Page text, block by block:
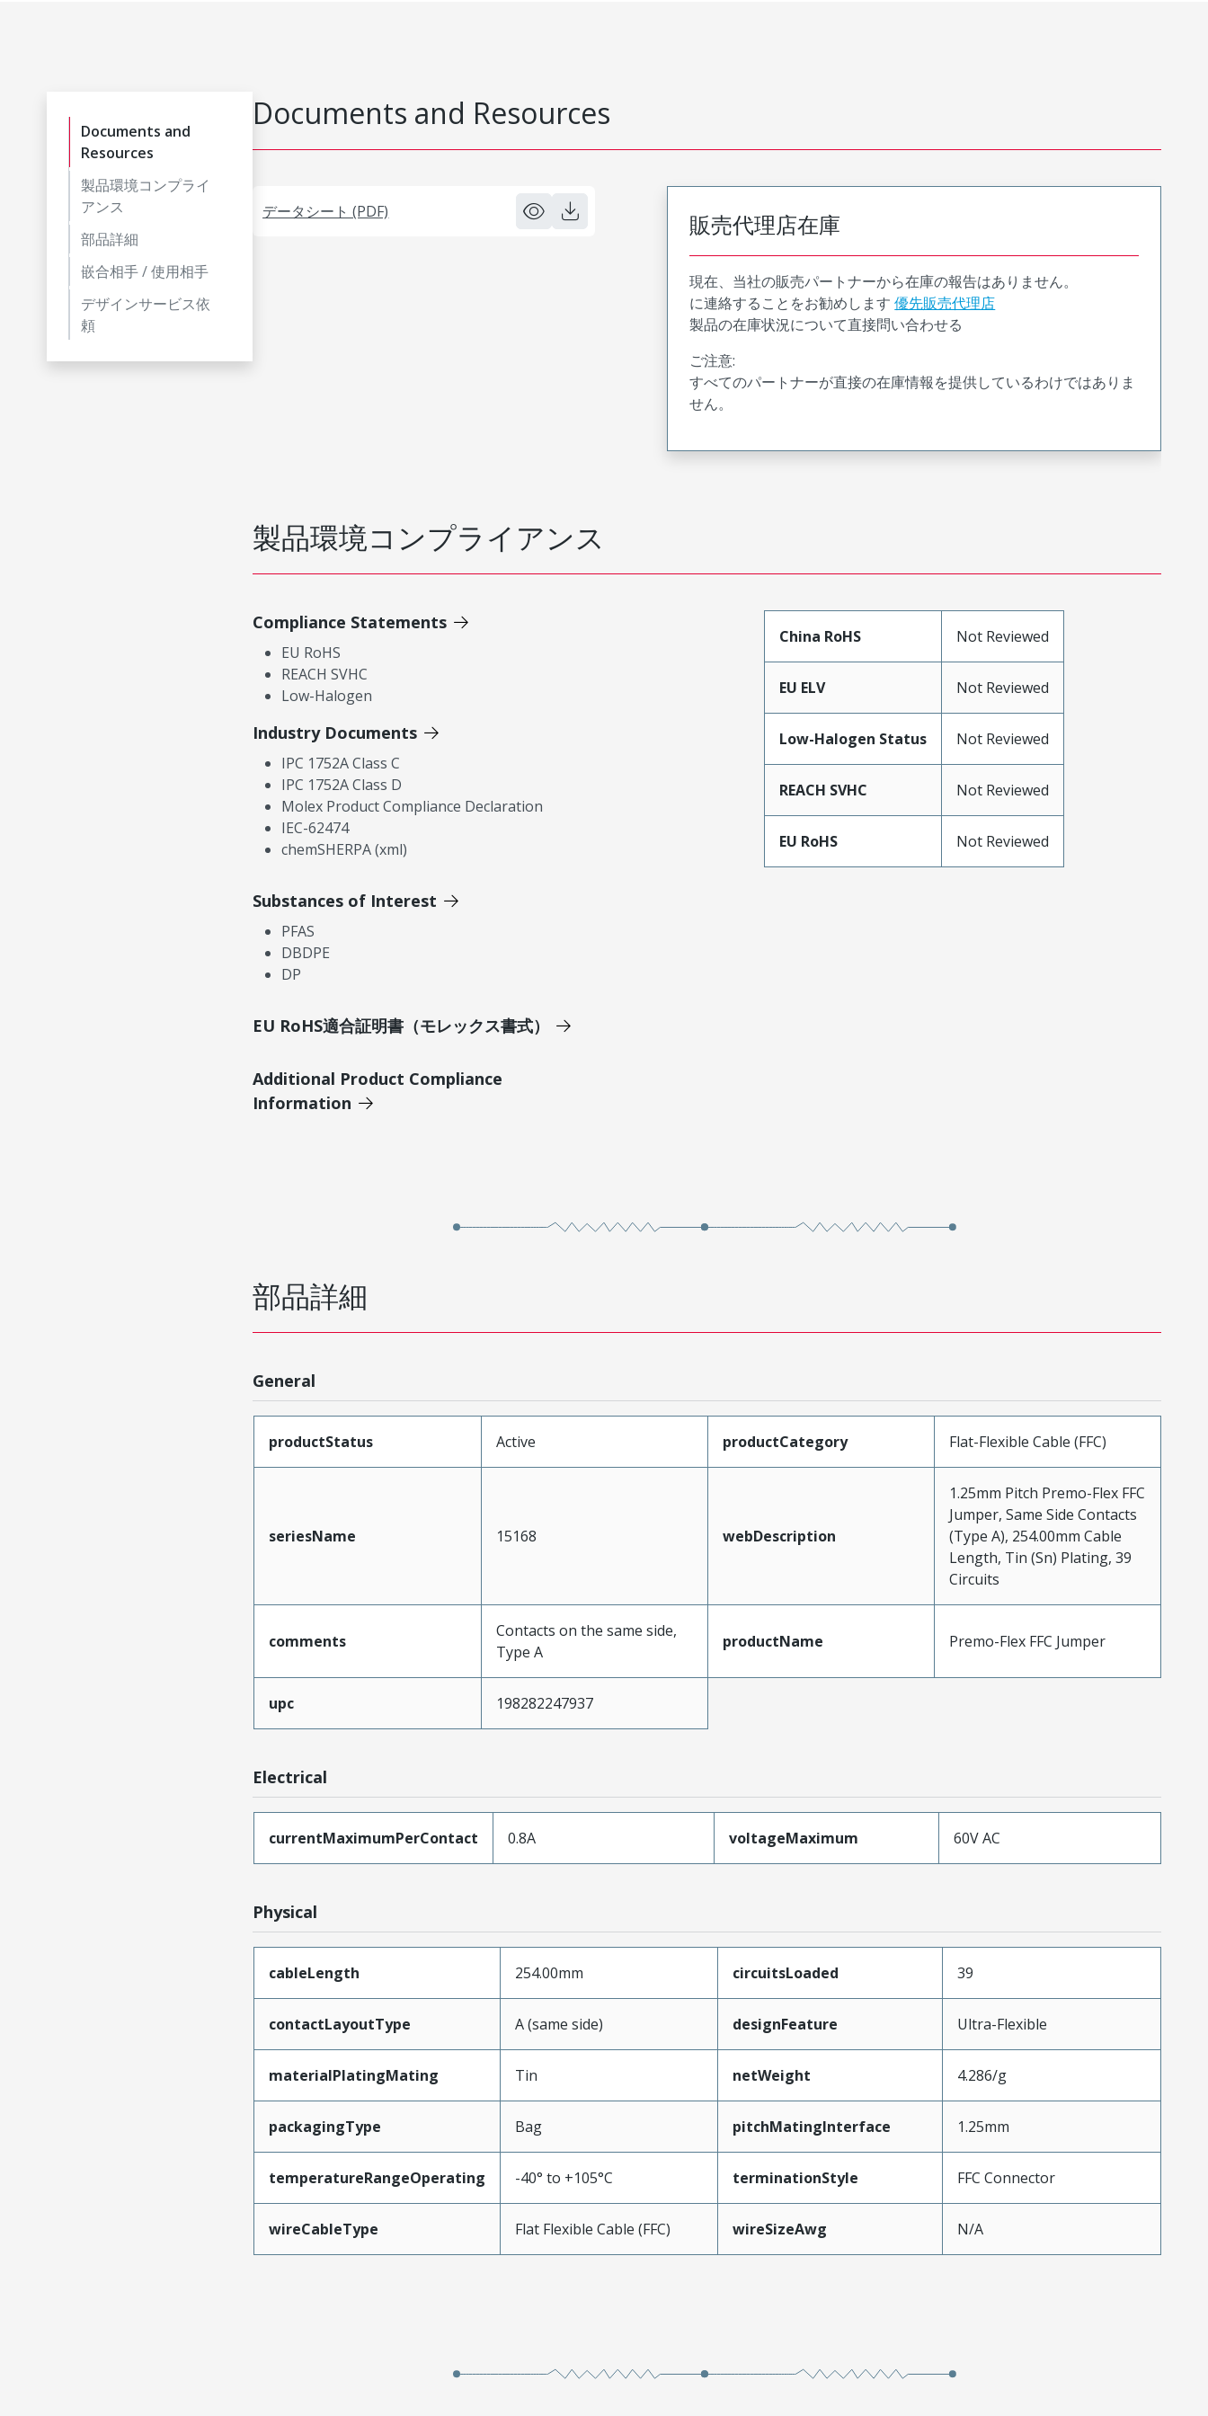
Documents and
Resources
製品環境コンプライ
アンス
部品詳細
嵌合相手 / 使用相手
デザインサービス依
頼
Documents and Resources
データシート (PDF) 販売代理店在庫
現在、当社の販売パートナーから在庫の報告はありません。
に連絡することをお勧めします 優先販売代理店
製品の在庫状況について直接問い合わせる
ご注意:
すべてのパートナーが直接の在庫情報を提供しているわけではありま
せん。
製品環境コンプライアンス
Compliance Statements
EU RoHS
REACH SVHC
Low-Halogen
Industry Documents
IPC 1752A Class C
IPC 1752A Class D
Molex Product Compliance Declaration
IEC-62474
chemSHERPA (xml)
Substances of Interest
PFAS
DBDPE
DP
EU RoHS適合証明書（モレックス書式）
Additional Product Compliance
Information
China RoHS Not Reviewed
EU ELV Not Reviewed
Low-Halogen Status Not Reviewed
REACH SVHC Not Reviewed
EU RoHS Not Reviewed
部品詳細
General
productStatus Active productCategory Flat-Flexible Cable (FFC)
seriesName 15168 webDescription
1.25mm Pitch Premo-Flex FFC
Jumper, Same Side Contacts
(Type A), 254.00mm Cable
Length, Tin (Sn) Plating, 39
Circuits
comments
Contacts on the same side,
Type A
productName Premo-Flex FFC Jumper
upc 198282247937
Electrical
currentMaximumPerContact 0.8A voltageMaximum 60V AC
Physical
cableLength 254.00mm circuitsLoaded 39
contactLayoutType A (same side) designFeature Ultra-Flexible
materialPlatingMating Tin netWeight 4.286/g
packagingType Bag pitchMatingInterface 1.25mm
temperatureRangeOperating -40° to +105°C terminationStyle FFC Connector
wireCableType Flat Flexible Cable (FFC) wireSizeAwg N/A